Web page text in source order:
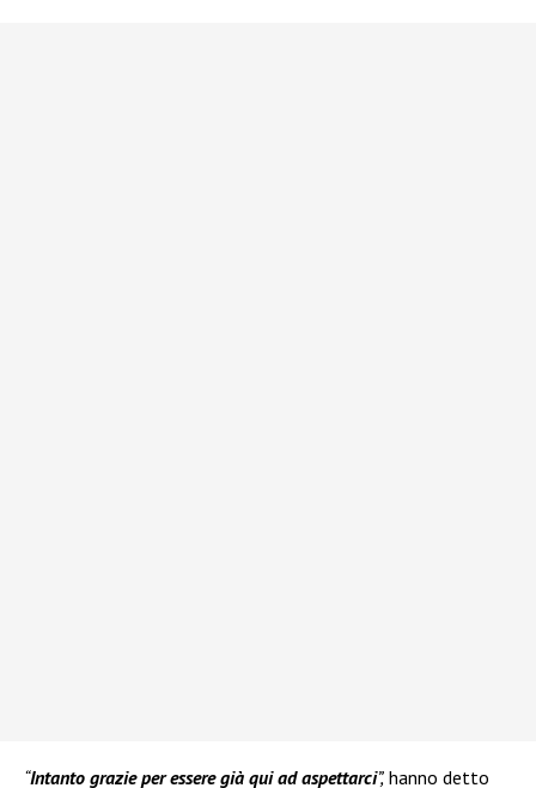
“Intanto grazie per essere già qui ad aspettarci”, hanno detto